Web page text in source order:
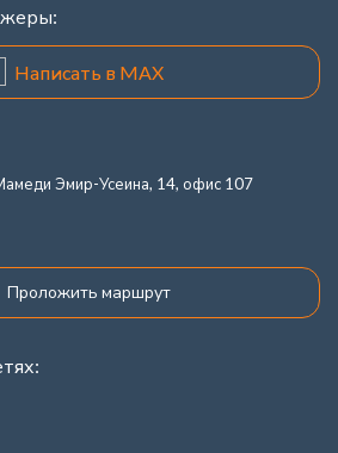
Написать в MAX
Эмир-Усеина, 14, офис 107
Проложить маршрут